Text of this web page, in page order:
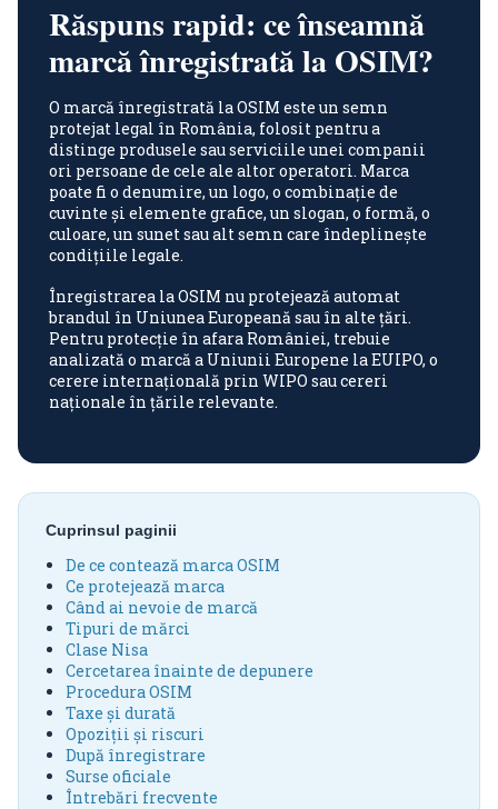
Răspuns rapid: ce înseamnă
marcă înregistrată la OSIM?
O marcă înregistrată la OSIM este un semn
protejat legal în România, folosit pentru a
distinge produsele sau serviciile unei companii
ori persoane de cele ale altor operatori. Marca
poate fi o denumire, un logo, o combinație de
cuvinte și elemente grafice, un slogan, o formă, o
culoare, un sunet sau alt semn care îndeplinește
condițiile legale.
Înregistrarea la OSIM nu protejează automat
brandul în Uniunea Europeană sau în alte țări.
Pentru protecție în afara României, trebuie
analizată o marcă a Uniunii Europene la EUIPO, o
cerere internațională prin WIPO sau cereri
naționale în țările relevante.
Cuprinsul paginii
De ce contează marca OSIM
Ce protejează marca
Când ai nevoie de marcă
Tipuri de mărci
Clase Nisa
Cercetarea înainte de depunere
Procedura OSIM
Taxe și durată
Opoziții și riscuri
După înregistrare
Surse oficiale
Întrebări frecvente